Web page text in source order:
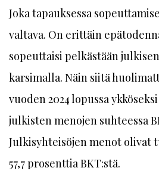
Joka tapauksessa
valtava. On erittäin
sopeuttaisi pelkästään
karsimalla. Näin siitä
vuoden 2024 lopussa
julkisten menojen suhteessa
Julkisyhteisöjen menot olivat
57,7 prosenttia BKT:stä.